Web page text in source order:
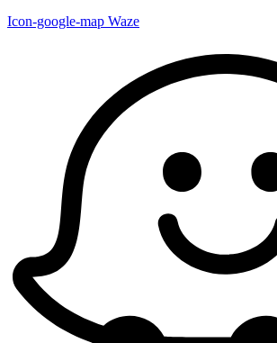
Icon-google-map Waze